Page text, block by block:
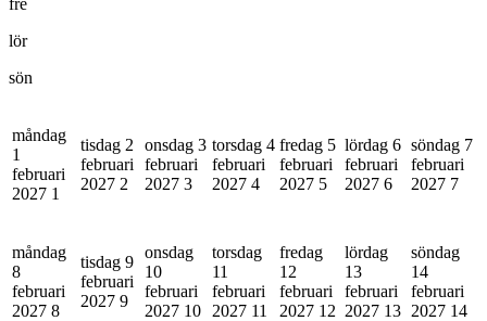
lör
sön
måndag
1
februari
2027 1
tisdag 2
februari
2027 2
onsdag 3
februari
2027 3
torsdag 4
februari
2027 4
fredag 5
februari
2027 5
lördag 6
februari
2027 6
söndag 7
februari
2027 7
måndag
8
februari
2027 8
tisdag 9
februari
2027 9
onsdag
10
februari
2027 10
torsdag
11
februari
2027 11
fredag
12
februari
2027 12
lördag
13
februari
2027 13
söndag
14
februari
2027 14